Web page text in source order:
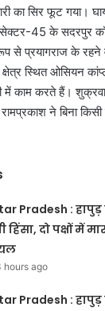
का सिर फूट
45 के सदरपुर
से प्रयागराज के रहने
स्थित ओसियन
में काम करते हैं।
ने बिना
Pradesh :
हिंसा, दो पक्षों में
hours ago
Pradesh :